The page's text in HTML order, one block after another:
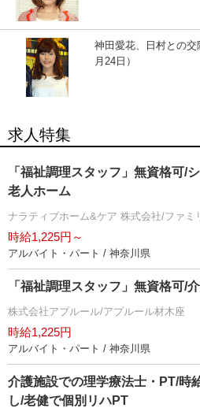
神田愛花、日村との
月24日）
求人特集
「福祉調理スタッフ」無資格可/
老人ホーム
ナラティブホーム&ケア 株式会社/ファミ
時給1,225円～
アルバイト・パート / 神奈川県
「福祉調理スタッフ」無資格可/
株式会社アプルール/アプルール材木座
時給1,225円
アルバイト・パート / 神奈川県
介護施設での理学療法士・PT/時
し/老健で個別リハPT